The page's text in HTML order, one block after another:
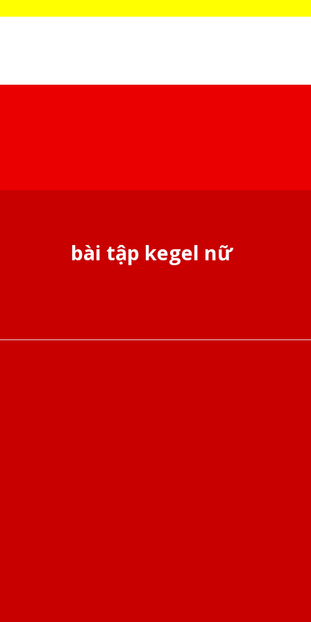
bài tập kegel nữ